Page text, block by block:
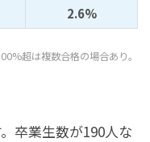
2.6%
超は複数合格の場合あり。
卒業生数が190人な